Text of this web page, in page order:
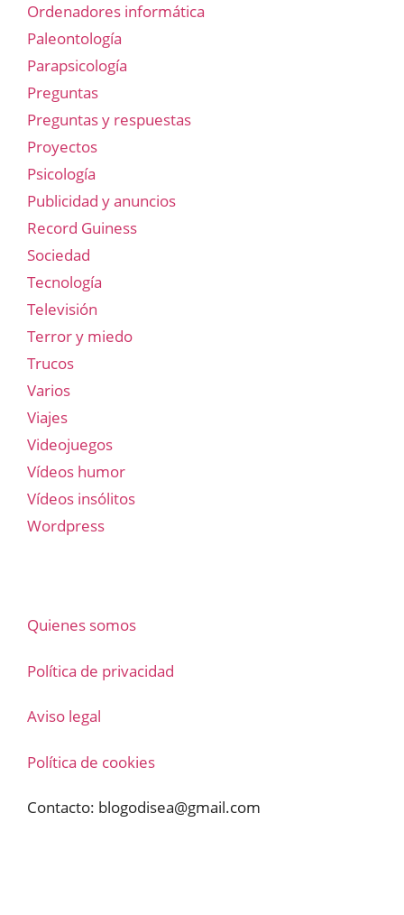
Ordenadores informática
Paleontología
Parapsicología
Preguntas
Preguntas y respuestas
Proyectos
Psicología
Publicidad y anuncios
Record Guiness
Sociedad
Tecnología
Televisión
Terror y miedo
Trucos
Varios
Viajes
Videojuegos
Vídeos humor
Vídeos insólitos
Wordpress
Quienes somos
Política de privacidad
Aviso legal
Política de cookies
Contacto: blogodisea@gmail.com